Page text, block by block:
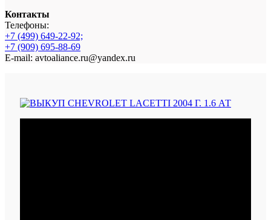
Контакты
Телефоны:
+7 (499) 649-22-92;
+7 (909) 695-88-69
E-mail: avtoaliance.ru@yandex.ru